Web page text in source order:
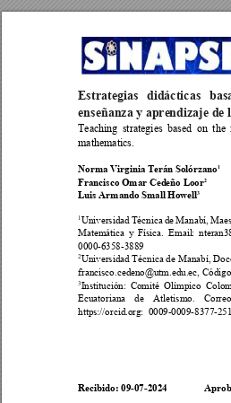
Estrategias didácticas
enseñanza y aprendizaje de
Teaching strategies based on the
mathematics.
Norma Virginia Terán Solórzano1
Francisco Omar Cedeño Loor2
Luis Armando Small Howell3
1 Universidad Técnica de Manabí,
Matemática y Física. Email: nter
0000-6358-3889
2Universidad Técnica de Manabí,
francisco.cedeno@utm.edu.ec,
3Institución: Comité Olímpico Co
Ecuatoriana
de Atletismo.
Correo
https://orcid.org:  0009-0009-8377-
Recibido: 09-07-2024